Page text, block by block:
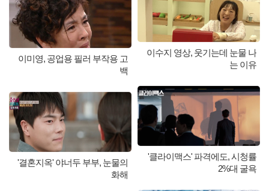
이미영, 공업용 필러 부작용 고
백
'결혼지옥' 야너두 부부, 눈물의
화해
이수지 영상, 웃기는데 눈물 나
는 이유
'클라이맥스' 파격에도, 시청률
2%대 굴욕